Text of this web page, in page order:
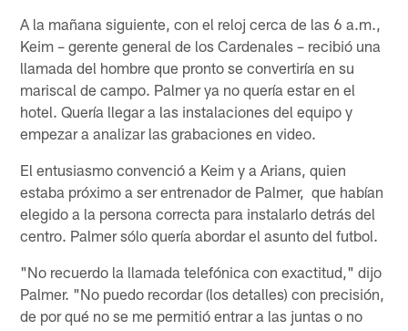
A la mañana siguiente, con el reloj cerca de las 6 a.m.,
Keim – gerente general de los Cardenales – recibió una
llamada del hombre que pronto se convertiría en su
mariscal de campo. Palmer ya no quería estar en el
hotel. Quería llegar a las instalaciones del equipo y
empezar a analizar las grabaciones en video.
El entusiasmo convenció a Keim y a Arians, quien
estaba próximo a ser entrenador de Palmer, que habían
elegido a la persona correcta para instalarlo detrás del
centro. Palmer sólo quería abordar el asunto del futbol.
"No recuerdo la llamada telefónica con exactitud," dijo
Palmer. "No puedo recordar (los detalles) con precisión,
de por qué no se me permitió entrar a las juntas o no